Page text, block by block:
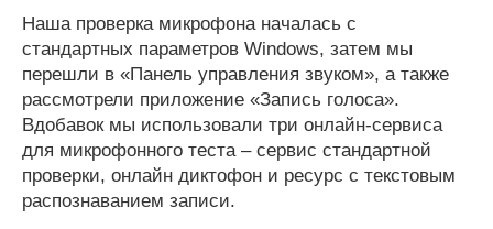
Наша проверка микрофона началась с
стандартных параметров Windows, затем мы
перешли в «Панель управления звуком», а также
рассмотрели приложение «Запись голоса».
Вдобавок мы использовали три онлайн-сервиса
для микрофонного теста – сервис стандартной
проверки, онлайн диктофон и ресурс с текстовым
распознаванием записи.